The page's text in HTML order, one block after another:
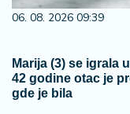
06. 08. 2026 09:39
Marija (3) se igrala
42 godine otac je
gde je bila